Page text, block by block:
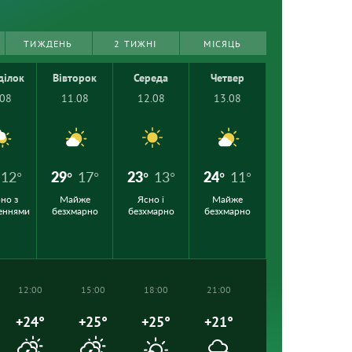
ТИЖДЕНЬ 2 ТИЖНІ МІСЯЦЬ
12°
з
Вівторок
11.08
29° 17°
Майже
безхмарно
Середа
12.08
23° 13°
Ясно і
безхмарно
Четвер
13.08
24° 11°
Майже
безхмарно
12:00
+24°
15:00
+25°
18:00
+25°
21:00
+21°